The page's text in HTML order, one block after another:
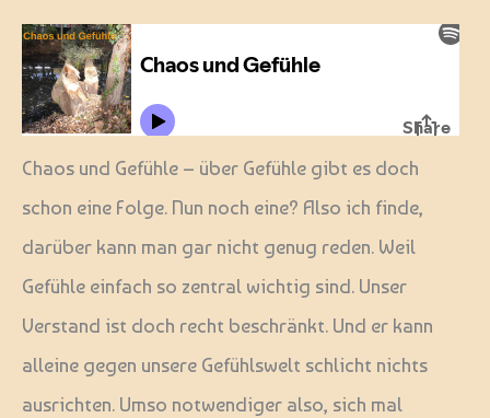
Chaos und Gefühle – über Gefühle gibt es doch
schon eine Folge. Nun noch eine? Also ich finde,
darüber kann man gar nicht genug reden. Weil
Gefühle einfach so zentral wichtig sind. Unser
Verstand ist doch recht beschränkt. Und er kann
alleine gegen unsere Gefühlswelt schlicht nichts
ausrichten. Umso notwendiger also, sich mal